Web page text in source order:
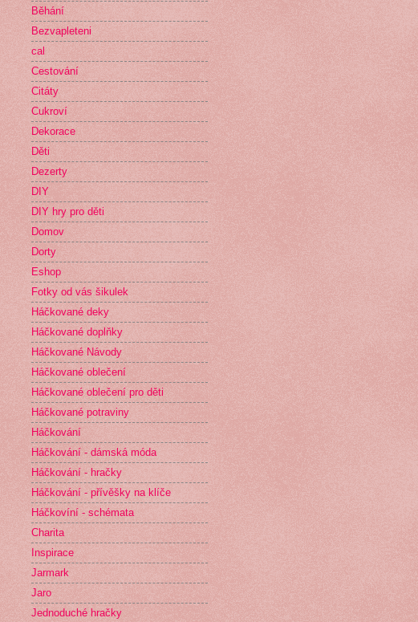
Běhání
Bezvapleteni
cal
Cestování
Citáty
Cukroví
Dekorace
Děti
Dezerty
DIY
DIY hry pro děti
Domov
Dorty
Eshop
Fotky od vás šikulek
Háčkované deky
Háčkované doplňky
Háčkované Návody
Háčkované oblečení
Háčkované oblečení pro děti
Háčkované potraviny
Háčkování
Háčkování - dámská móda
Háčkování - hračky
Háčkování - přívěšky na klíče
Háčkovíní - schémata
Charita
Inspirace
Jarmark
Jaro
Jednoduché hračky